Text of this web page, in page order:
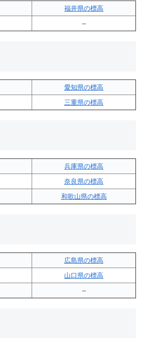
福井県の標高
–
愛知県の標高
三重県の標高
兵庫県の標高
奈良県の標高
和歌山県の標高
広島県の標高
山口県の標高
–